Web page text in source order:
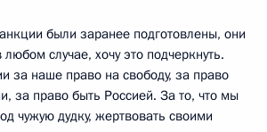
были заранее подготовлены, они
случае, хочу это подчеркнуть.
за наше право на свободу, за право
за право быть Россией. За то, что мы
чужую дудку, жертвовать своими